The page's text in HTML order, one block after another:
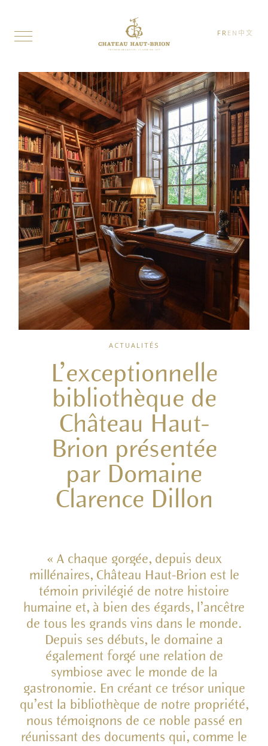
FR EN 中文
ACTUALITÉS
L’exceptionnelle
bibliothèque de
Château Haut-
Brion présentée
par Domaine
Clarence Dillon
« A chaque gorgée, depuis deux
millénaires, Château Haut-Brion est le
témoin privilégié de notre histoire
humaine et, à bien des égards, l’ancêtre
de tous les grands vins dans le monde.
Depuis ses débuts, le domaine a
également forgé une relation de
symbiose avec le monde de la
gastronomie. En créant ce trésor unique
qu’est la bibliothèque de notre propriété,
nous témoignons de ce noble passé en
réunissant des documents qui, comme le